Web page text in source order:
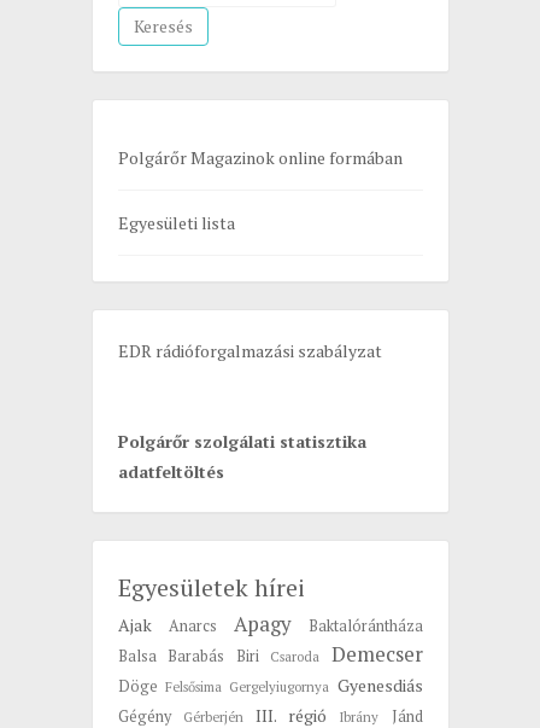
e
a
r
c
f
r
Polgárőr Magazinok online formában
Egyesületi lista
EDR rádióforgalmazási szabályzat
Polgárőr szolgálati statisztika
adatfeltöltés
Egyesületek hírei
Ajak Anarcs Apagy
Baktalórántháza
Balsa
Barabás Biri Csaroda Demecser
Döge Felsősima Gergelyiugornya Gyenesdiás
Gégény Gérberjén III. régió Ibrány Jánd